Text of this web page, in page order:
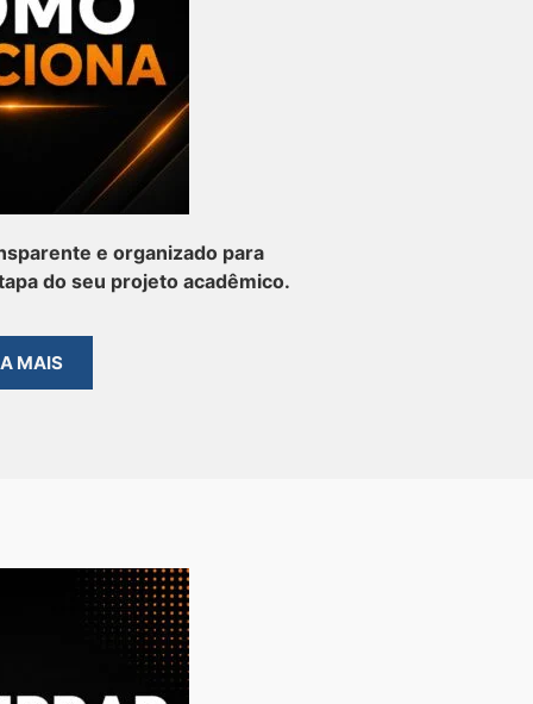
e organizado para
do seu projeto acadêmico.
MAIS